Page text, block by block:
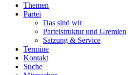
Themen
Partei
Das sind wir
Parteistruktur und Gremien
Satzung & Service
Termine
Kontakt
Suche